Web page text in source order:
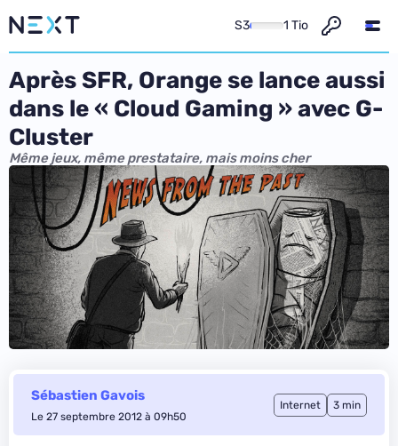
S3 1 Tio
Après SFR, Orange se lance aussi
dans le « Cloud Gaming » avec G-
Cluster
Même jeux, même prestataire, mais moins cher
Sébastien Gavois
Le 27 septembre 2012 à 09h50
Internet 3 min